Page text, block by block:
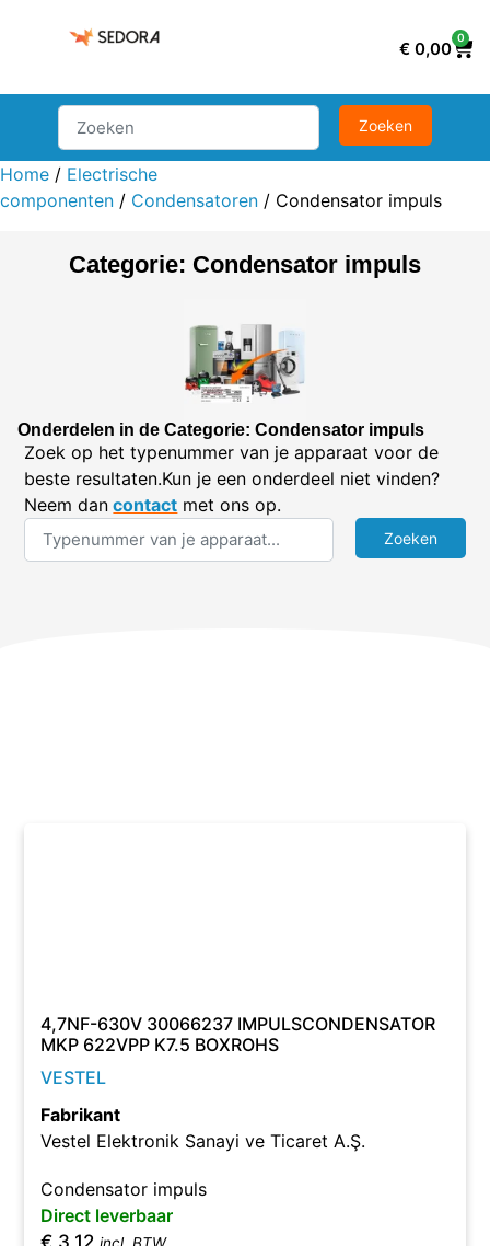
€ 0,00
0
Home / Electrische
componenten / Condensatoren / Condensator impuls
Categorie: Condensator impuls
Onderdelen in de Categorie: Condensator impuls
Zoek op het typenummer van je apparaat voor de
beste resultaten.Kun je een onderdeel niet vinden?
Neem dan contact met ons op.
4,7NF-630V 30066237 IMPULSCONDENSATOR
MKP 622VPP K7.5 BOXROHS
VESTEL
Fabrikant
Vestel Elektronik Sanayi ve Ticaret A.Ş.
Condensator impuls
Direct leverbaar
€ 3,12